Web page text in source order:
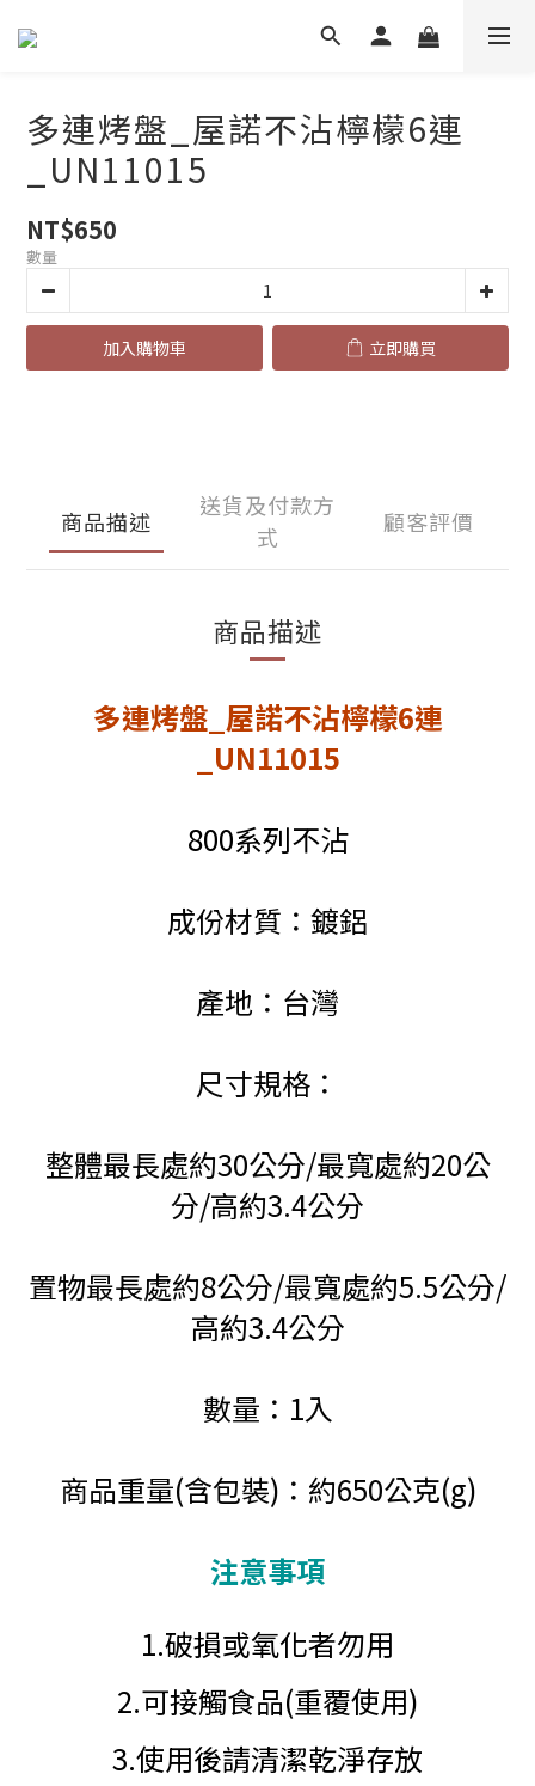
多連烤盤_屋諾不沾檸檬6連
_UN11015
NT$650
數量
加入購物車 立即購買
商品描述
送貨及付款方
式
顧客評價
商品描述
多連烤盤_屋諾不沾檸檬6連
_UN11015
800系列不沾
成份材質：鍍鋁
產地：台灣
尺寸規格：
整體最長處約30公分/最寬處約20公
分/高約3.4公分
置物最長處約8公分/最寬處約5.5公分/
高約3.4公分
數量：1入
商品重量(含包裝)：約650公克(g)
注意事項
1.破損或氧化者勿用
2.可接觸食品(重覆使用)
3.使用後請清潔乾淨存放